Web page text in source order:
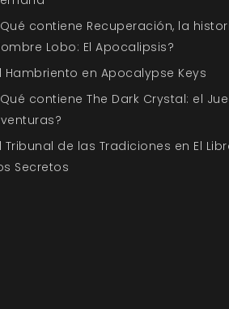
contiene Recuperación, la
Lobo: El Apocalipsis?
Hambriento en Apocalypse Keys
contiene The Dark Crystal: el
Tribunal de las Tradiciones en El
Secretos